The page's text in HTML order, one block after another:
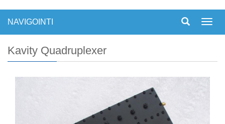
NAVIGOINTI
Kavity Quadruplexer